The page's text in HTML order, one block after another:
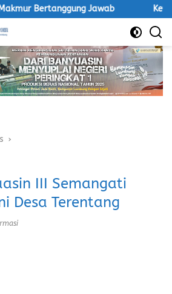
Jawab Ketua LSM
III Semangati
Desa Terentang